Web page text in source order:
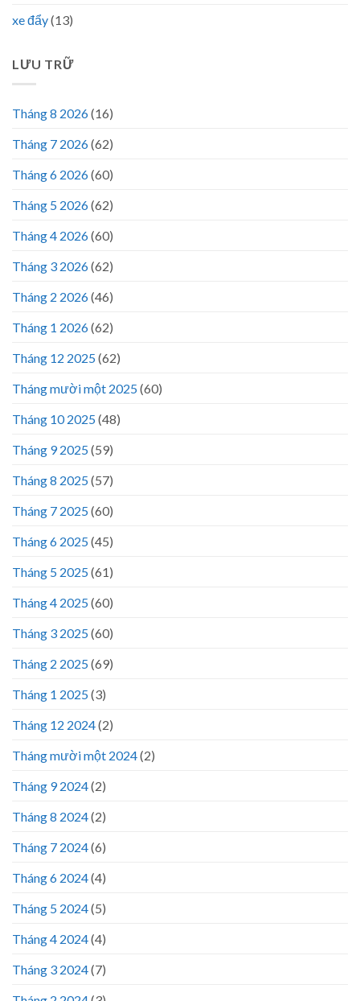
xe đẩy(13)
LƯU TRỮ
Tháng 8 2026(16)
Tháng 7 2026(62)
Tháng 6 2026(60)
Tháng 5 2026(62)
Tháng 4 2026(60)
Tháng 3 2026(62)
Tháng 2 2026(46)
Tháng 1 2026(62)
Tháng 12 2025(62)
Tháng mười một 2025(60)
Tháng 10 2025(48)
Tháng 9 2025(59)
Tháng 8 2025(57)
Tháng 7 2025(60)
Tháng 6 2025(45)
Tháng 5 2025(61)
Tháng 4 2025(60)
Tháng 3 2025(60)
Tháng 2 2025(69)
Tháng 1 2025(3)
Tháng 12 2024(2)
Tháng mười một 2024(2)
Tháng 9 2024(2)
Tháng 8 2024(2)
Tháng 7 2024(6)
Tháng 6 2024(4)
Tháng 5 2024(5)
Tháng 4 2024(4)
Tháng 3 2024(7)